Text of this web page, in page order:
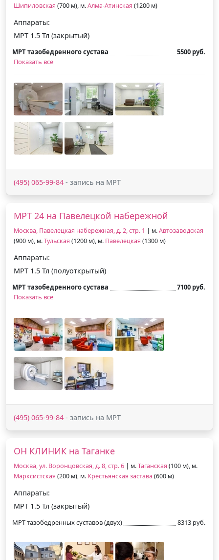
Шипиловская (700 м), м.Алма-Атинская (1200 м)
Аппараты:
МРТ 1.5 Тл (закрытый)
МРТ тазобедренного сустава
5500 руб.
Показать все
(495) 065-99-84 - запись на МРТ
МРТ 24 на Павелецкой набережной
Москва, Павелецкая набережная, д. 2, стр. 1 | м.Автозаводская
(900 м), м.Тульская (1200 м), м. Павелецкая (1300 м)
Аппараты:
МРТ 1.5 Тл (полуоткрытый)
МРТ тазобедренного сустава
7100 руб.
Показать все
(495) 065-99-84 - запись на МРТ
ОН КЛИНИК на Таганке
Москва, ул. Воронцовская, д. 8, стр. 6 | м.Таганская (100 м), м.
Марксистская (200 м), м. Крестьянская застава (600 м)
Аппараты:
МРТ 1.5 Тл (закрытый)
МРТ тазобедренных суставов (двух) 8313 руб.